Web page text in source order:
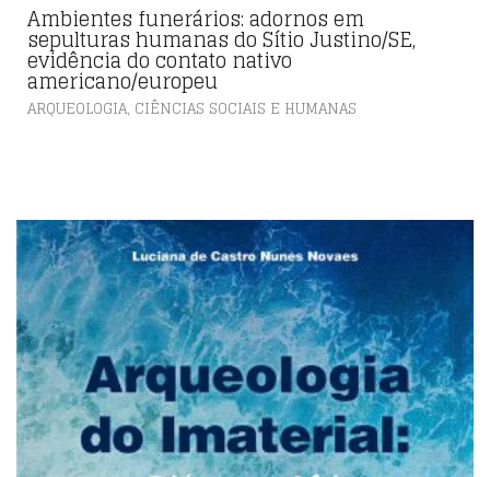
Ambientes funerários: adornos em
sepulturas humanas do Sítio Justino/SE,
evidência do contato nativo
americano/europeu
ARQUEOLOGIA, CIÊNCIAS SOCIAIS E HUMANAS